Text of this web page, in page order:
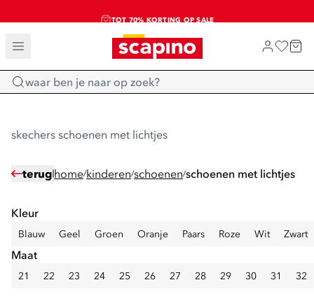
TOT 70% KORTING OP SALE
SHOP NIEUW
Home
skechers schoenen met lichtjes
terug home/kinderen/schoenen/schoenen met lichtjes
Kleur
Blauw Geel Groen Oranje Paars Roze Wit Zwart
Maat
21 22 23 24 25 26 27 28 29 30 31 32